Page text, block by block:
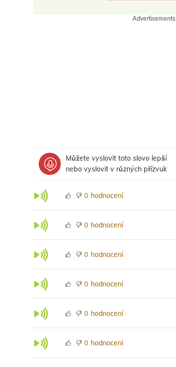
Advertisements
Můžete vyslovit toto slovo lepší
nebo vyslovit v různých přízvuk
0 hodnocení
0 hodnocení
0 hodnocení
0 hodnocení
0 hodnocení
0 hodnocení